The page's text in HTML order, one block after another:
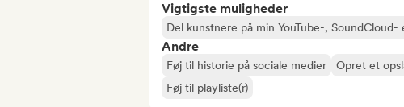
Vigtigste muligheder
Del kunstnere på min YouTube-,
Andre
Føj til historie på sociale medier
Opret et
Føj til playliste(r)